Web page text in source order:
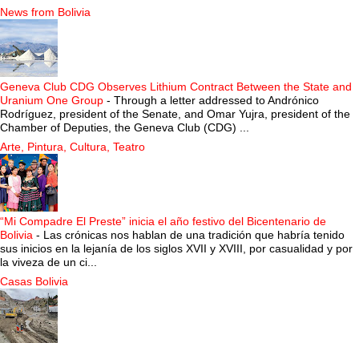
News from Bolivia
Geneva Club CDG Observes Lithium Contract Between the State and
Uranium One Group - Through a letter addressed to Andrónico
Rodríguez, president of the Senate, and Omar Yujra, president of the
Chamber of Deputies, the Geneva Club (CDG) ...
Arte, Pintura, Cultura, Teatro
“Mi Compadre El Preste” inicia el año festivo del Bicentenario de
Bolivia - Las crónicas nos hablan de una tradición que habría tenido
sus inicios en la lejanía de los siglos XVII y XVIII, por casualidad y por
la viveza de un ci...
Casas Bolivia